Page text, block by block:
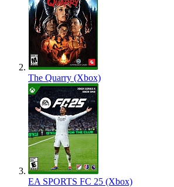
The Quarry (Xbox)
EA SPORTS FC 25 (Xbox)